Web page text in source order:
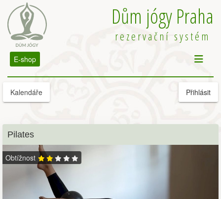
Dům jógy Praha
rezervační systém
E-shop
Kalendáře Přihlásit
Pilates
Obtížnost